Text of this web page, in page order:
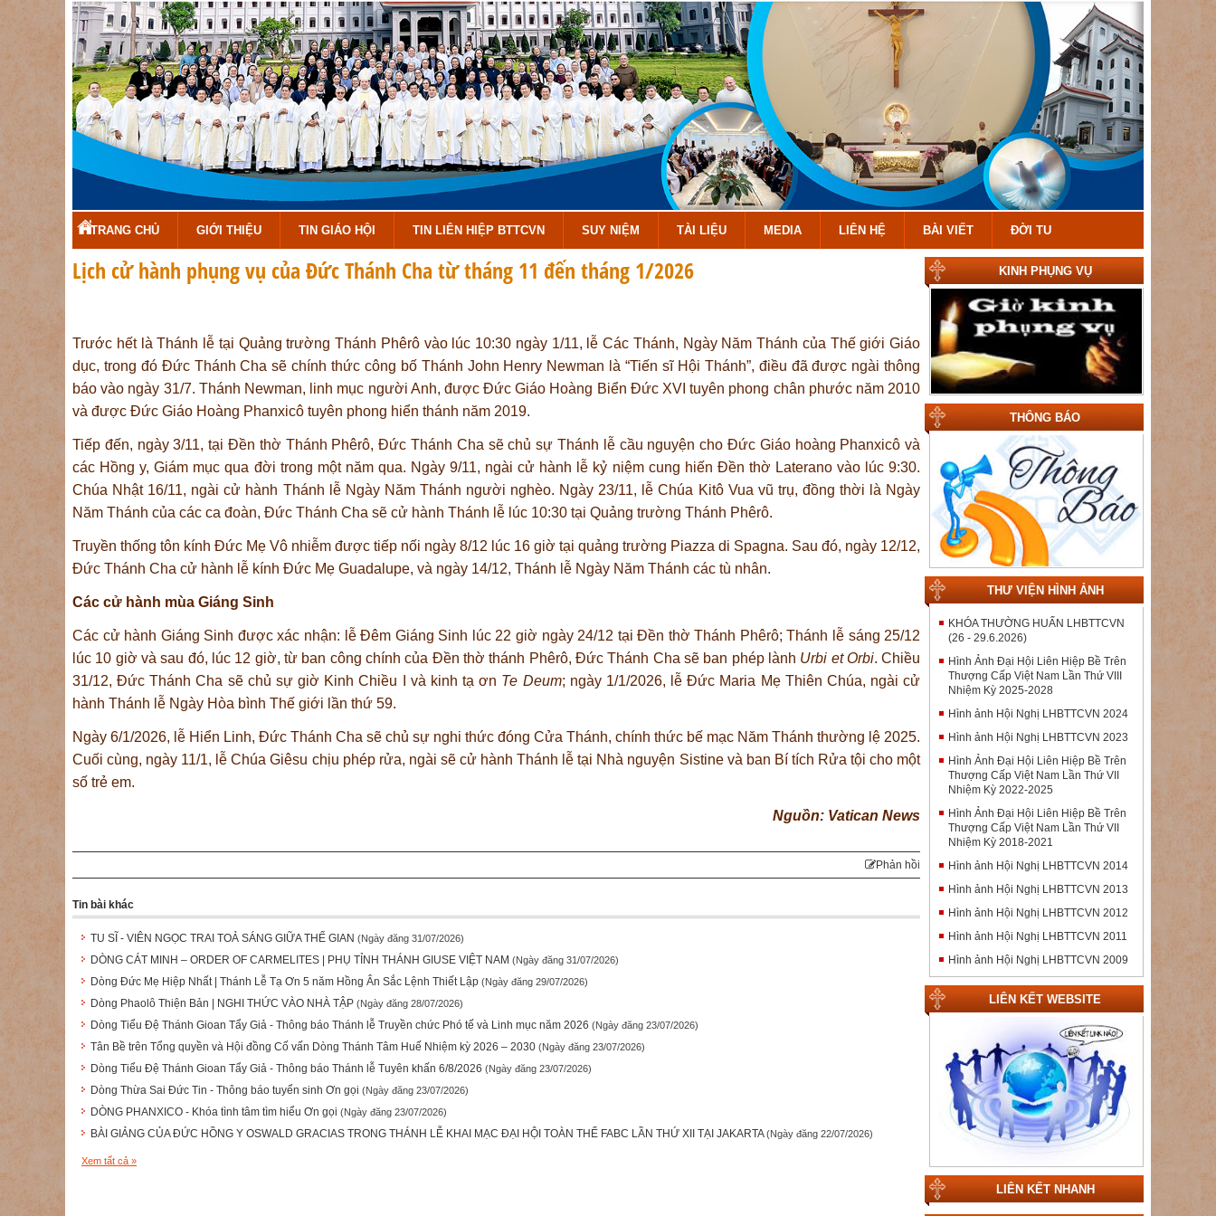
TRANG CHỦ GIỚI THIỆU TIN GIÁO HỘI TIN LIÊN HIỆP BTTCVN SUY NIỆM TÀI LIỆU MEDIA LIÊN HỆ BÀI VIẾT ĐỜI TU
Lịch cử hành phụng vụ của Đức Thánh Cha từ tháng 11 đến tháng 1/2026
Trước hết là Thánh lễ tại Quảng trường Thánh Phêrô vào lúc 10:30 ngày 1/11, lễ Các Thánh, Ngày Năm Thánh của Thế giới Giáo
dục, trong đó Đức Thánh Cha sẽ chính thức công bố Thánh John Henry Newman là “Tiến sĩ Hội Thánh”, điều đã được ngài thông
báo vào ngày 31/7. Thánh Newman, linh mục người Anh, được Đức Giáo Hoàng Biển Đức XVI tuyên phong chân phước năm 2010
và được Đức Giáo Hoàng Phanxicô tuyên phong hiển thánh năm 2019.
Tiếp đến, ngày 3/11, tại Đền thờ Thánh Phêrô, Đức Thánh Cha sẽ chủ sự Thánh lễ cầu nguyện cho Đức Giáo hoàng Phanxicô và
các Hồng y, Giám mục qua đời trong một năm qua. Ngày 9/11, ngài cử hành lễ kỷ niệm cung hiến Đền thờ Laterano vào lúc 9:30.
Chúa Nhật 16/11, ngài cử hành Thánh lễ Ngày Năm Thánh người nghèo. Ngày 23/11, lễ Chúa Kitô Vua vũ trụ, đồng thời là Ngày
Năm Thánh của các ca đoàn, Đức Thánh Cha sẽ cử hành Thánh lễ lúc 10:30 tại Quảng trường Thánh Phêrô.
Truyền thống tôn kính Đức Mẹ Vô nhiễm được tiếp nối ngày 8/12 lúc 16 giờ tại quảng trường Piazza di Spagna. Sau đó, ngày 12/12,
Đức Thánh Cha cử hành lễ kính Đức Mẹ Guadalupe, và ngày 14/12, Thánh lễ Ngày Năm Thánh các tù nhân.
Các cử hành mùa Giáng Sinh
Các cử hành Giáng Sinh được xác nhận: lễ Đêm Giáng Sinh lúc 22 giờ ngày 24/12 tại Đền thờ Thánh Phêrô; Thánh lễ sáng 25/12
lúc 10 giờ và sau đó, lúc 12 giờ, từ ban công chính của Đền thờ thánh Phêrô, Đức Thánh Cha sẽ ban phép lành Urbi et Orbi. Chiều
31/12, Đức Thánh Cha sẽ chủ sự giờ Kinh Chiều I và kinh tạ ơn Te Deum; ngày 1/1/2026, lễ Đức Maria Mẹ Thiên Chúa, ngài cử
hành Thánh lễ Ngày Hòa bình Thế giới lần thứ 59.
Ngày 6/1/2026, lễ Hiển Linh, Đức Thánh Cha sẽ chủ sự nghi thức đóng Cửa Thánh, chính thức bế mạc Năm Thánh thường lệ 2025.
Cuối cùng, ngày 11/1, lễ Chúa Giêsu chịu phép rửa, ngài sẽ cử hành Thánh lễ tại Nhà nguyện Sistine và ban Bí tích Rửa tội cho một
số trẻ em.
Nguồn: Vatican News
Phản hồi
Tin bài khác
TU SĨ - VIÊN NGỌC TRAI TOẢ SÁNG GIỮA THẾ GIAN (Ngày đăng 31/07/2026)
DÒNG CÁT MINH – ORDER OF CARMELITES | PHỤ TỈNH THÁNH GIUSE VIỆT NAM (Ngày đăng 31/07/2026)
Dòng Đức Mẹ Hiệp Nhất | Thánh Lễ Tạ Ơn 5 năm Hồng Ân Sắc Lệnh Thiết Lập (Ngày đăng 29/07/2026)
Dòng Phaolô Thiện Bản | NGHI THỨC VÀO NHÀ TẬP (Ngày đăng 28/07/2026)
Dòng Tiểu Đệ Thánh Gioan Tẩy Giả - Thông báo Thánh lễ Truyền chức Phó tế và Linh mục năm 2026 (Ngày đăng 23/07/2026)
Tân Bề trên Tổng quyền và Hội đồng Cố vấn Dòng Thánh Tâm Huế Nhiệm kỳ 2026 – 2030 (Ngày đăng 23/07/2026)
Dòng Tiểu Đệ Thánh Gioan Tẩy Giả - Thông báo Thánh lễ Tuyên khấn 6/8/2026 (Ngày đăng 23/07/2026)
Dòng Thừa Sai Đức Tin - Thông báo tuyển sinh Ơn gọi (Ngày đăng 23/07/2026)
DÒNG PHANXICO - Khóa tình tâm tìm hiểu Ơn gọi (Ngày đăng 23/07/2026)
BÀI GIẢNG CỦA ĐỨC HỒNG Y OSWALD GRACIAS TRONG THÁNH LỄ KHAI MẠC ĐẠI HỘI TOÀN THỂ FABC LẦN THỨ XII TẠI JAKARTA(Ngày đăng 22/07/2026)
Xem tất cả »
KINH PHỤNG VỤ
THÔNG BÁO
THƯ VIỆN HÌNH ẢNH
KHÓA THƯỜNG HUẤN LHBTTCVN
(26 - 29.6.2026)
Hình Ảnh Đại Hội Liên Hiệp Bề Trên
Thượng Cấp Việt Nam Lần Thứ VIII
Nhiệm Kỳ 2025-2028
Hình ảnh Hội Nghị LHBTTCVN 2024
Hình ảnh Hội Nghị LHBTTCVN 2023
Hình Ảnh Đại Hội Liên Hiệp Bề Trên
Thượng Cấp Việt Nam Lần Thứ VII
Nhiệm Kỳ 2022-2025
Hình Ảnh Đại Hội Liên Hiệp Bề Trên
Thượng Cấp Việt Nam Lần Thứ VII
Nhiệm Kỳ 2018-2021
Hình ảnh Hội Nghị LHBTTCVN 2014
Hình ảnh Hội Nghị LHBTTCVN 2013
Hình ảnh Hội Nghị LHBTTCVN 2012
Hình ảnh Hội Nghị LHBTTCVN 2011
Hình ảnh Hội Nghị LHBTTCVN 2009
LIÊN KẾT WEBSITE
LIÊN KẾT NHANH